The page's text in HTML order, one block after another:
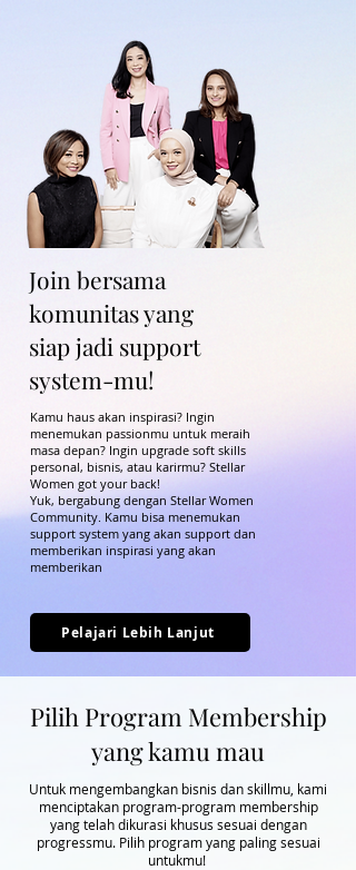
Join bersama
komunitas yang
siap jadi support
system-mu!
Kamu haus akan inspirasi? Ingin
menemukan passionmu untuk meraih
masa depan? Ingin upgrade soft skills
personal, bisnis, atau karirmu? Stellar
Women got your back!
Yuk, bergabung dengan Stellar Women
Community. Kamu bisa menemukan
support system yang akan support dan
memberikan inspirasi yang akan
memberikan
Pelajari Lebih Lanjut
Pilih Program Membership
yang kamu mau
Untuk mengembangkan bisnis dan skillmu, kami
menciptakan program-program membership
yang telah dikurasi khusus sesuai dengan
progressmu. Pilih program yang paling sesuai
untukmu!